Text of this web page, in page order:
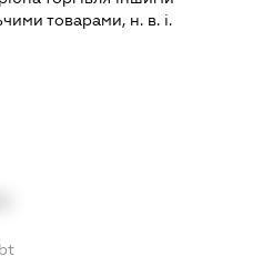
товарами, н. в. і.